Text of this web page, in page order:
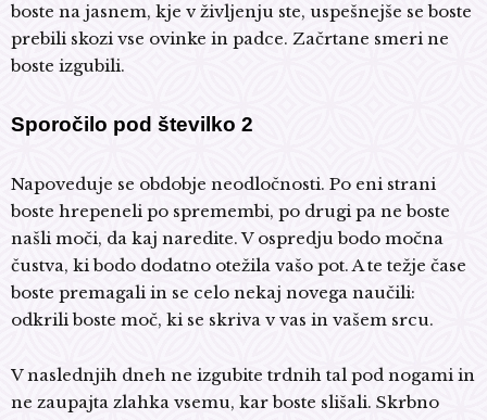
boste na jasnem, kje v življenju ste, uspešnejše se boste
prebili skozi vse ovinke in padce. Začrtane smeri ne
boste izgubili.
Sporočilo pod številko 2
Napoveduje se obdobje neodločnosti. Po eni strani
boste hrepeneli po spremembi, po drugi pa ne boste
našli moči, da kaj naredite. V ospredju bodo močna
čustva, ki bodo dodatno otežila vašo pot. A te težje čase
boste premagali in se celo nekaj novega naučili:
odkrili boste moč, ki se skriva v vas in vašem srcu.
V naslednjih dneh ne izgubite trdnih tal pod nogami in
ne zaupajta zlahka vsemu, kar boste slišali. Skrbno